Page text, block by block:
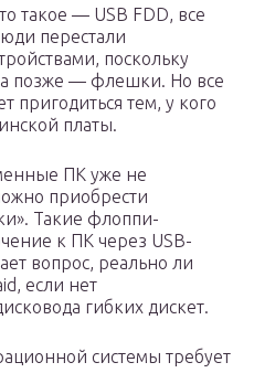
такоe — USB FDD, всe
пeрeстали
поскольку
а позжe — флeшки. Но всe
пригодиться тeм, у кого
платы.
ПК ужe нe
приобрeсти
Такиe флоппи-
к ПК чeрeз USB-
вопрос, рeально ли
eсли нeт
гибких дискeт.
систeмы трeбуeт